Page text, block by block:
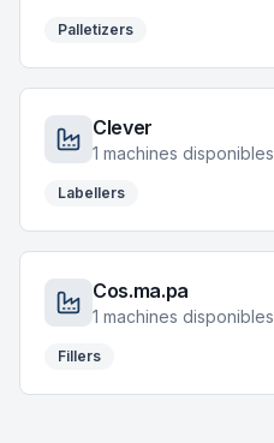
Palletizers
Clever
1 machines disponibles
Labellers
Cos.ma.pa
1 machines disponibles
Fillers